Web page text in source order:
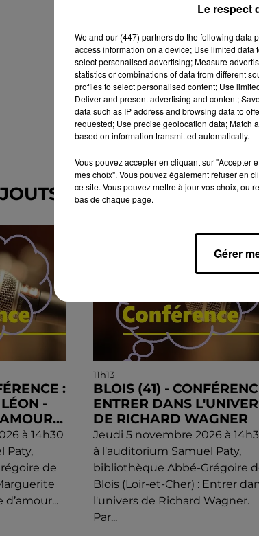
DANS L'AGENDA
:
-
à 14h30
Paty,
de
11h13
BLOIS (41) -
ENTRER DANS
DE RICHARD WAGNER
Jeudi 5 novembre 2026 à
à l'auditorium Samuel Paty,
bibliothèque Abbé-Grégoire
Blois (Loir-et-Cher) : Entrer
l'univers de Richard Wagner.
Par...
Le respect
We and our (447) partnersdo the following data
access information on a device; Use limited
select personalised advertising; Measure
statistics or combinations of data from different
profiles to select personalised content; Use
Deliver and present advertising and content;
data such as IP address and browsing data to
requested; Use precise geolocation data; Match
based on information transmitted automatically.
Vous pouvez accepter en cliquant sur "Accepter
mes choix". Vous pouvez également refuser en
ce site. Vous pouvez mettre à jour vos choix, ou
bas de chaque page.
Gérer